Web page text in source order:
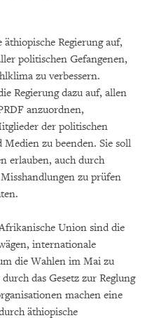
Regierung auf,
politischen Gefangenen,
zu verbessern.
Regierung dazu auf, allen
anzuordnen,
der politischen
zu beenden. Sie soll
erlauben, auch durch
zu prüfen
Union sind die
internationale
die Wahlen im Mai zu
das Gesetz zur Reglung
machen eine
äthiopische